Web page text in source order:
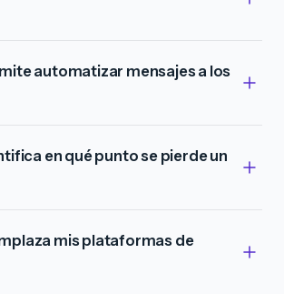
automatizar mensajes a los
en qué punto se pierde un
mis plataformas de